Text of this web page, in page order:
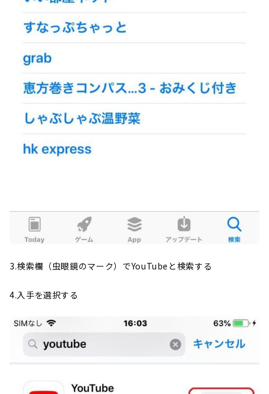
3.検索欄（虫眼鏡のマーク）でYouTubeと検索する
4.入手を選択する